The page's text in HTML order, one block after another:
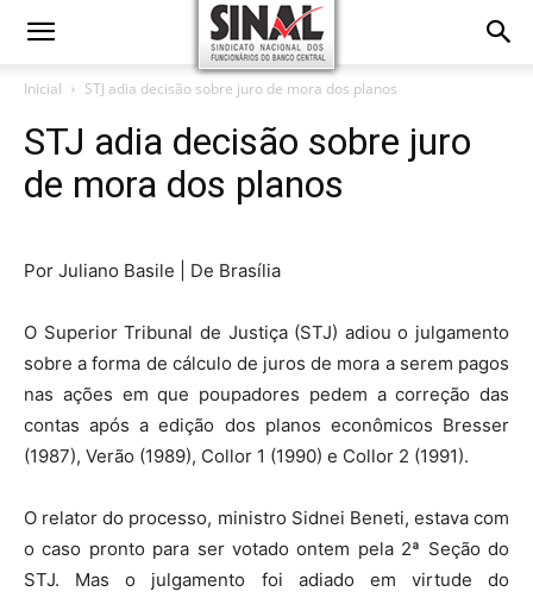
Inicial STJ adia decisão sobre juro de mora dos planos
STJ adia decisão sobre juro
de mora dos planos
Por Juliano Basile | De Brasília
O Superior Tribunal de Justiça (STJ) adiou o julgamento
sobre a forma de cálculo de juros de mora a serem pagos
nas ações em que poupadores pedem a correção das
contas após a edição dos planos econômicos Bresser
(1987), Verão (1989), Collor 1 (1990) e Collor 2 (1991).
O relator do processo, ministro Sidnei Beneti, estava com
o caso pronto para ser votado ontem pela 2ª Seção do
STJ. Mas o julgamento foi adiado em virtude do